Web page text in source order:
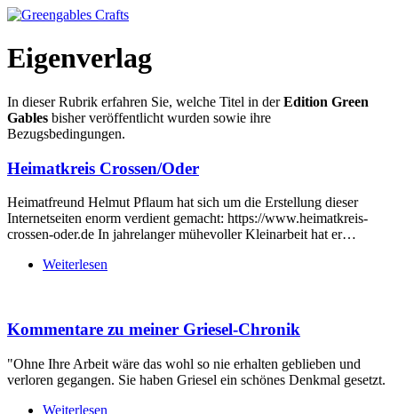
Eigenverlag
In dieser Rubrik erfahren Sie, welche Titel in derEdition Green
Gables bisher veröffentlicht wurden sowie ihre
Bezugsbedingungen.
Heimatkreis Crossen/Oder
Heimatfreund Helmut Pflaum hat sich um die Erstellung dieser
Internetseiten enorm verdient gemacht: https://www.heimatkreis-
crossen-oder.de In jahrelanger mühevoller Kleinarbeit hat er…
Weiterlesen
Kommentare zu meiner Griesel-Chronik
"Ohne Ihre Arbeit wäre das wohl so nie erhalten geblieben und
verloren gegangen. Sie haben Griesel ein schönes Denkmal gesetzt.
Weiterlesen